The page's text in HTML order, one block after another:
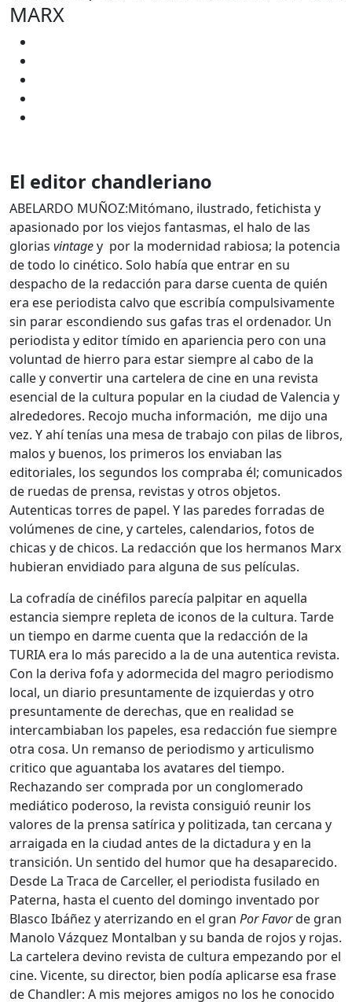
MARX
El editor chandleriano
ABELARDO MUÑOZ:Mitómano, ilustrado, fetichista y
apasionado por los viejos fantasmas, el halo de las
glorias vintagey por la modernidad rabiosa; la potencia
de todo lo cinético. Solo había que entrar en su
despacho de la redacción para darse cuenta de quién
era ese periodista calvo que escribía compulsivamente
sin parar escondiendo sus gafas tras el ordenador. Un
periodista y editor tímido en apariencia pero con una
voluntad de hierro para estar siempre al cabo de la
calle y convertir una cartelera de cine en una revista
esencial de la cultura popular en la ciudad de Valencia y
alrededores. Recojo mucha información, me dijo una
vez. Y ahí tenías una mesa de trabajo con pilas de libros,
malos y buenos, los primeros los enviaban las
editoriales, los segundos los compraba él; comunicados
de ruedas de prensa, revistas y otros objetos.
Autenticas torres de papel. Y las paredes forradas de
volúmenes de cine, y carteles, calendarios, fotos de
chicas y de chicos. La redacción que los hermanos Marx
hubieran envidiado para alguna de sus películas.
La cofradía de cinéfilos parecía palpitar en aquella
estancia siempre repleta de iconos de la cultura. Tarde
un tiempo en darme cuenta que la redacción de la
TURIA era lo más parecido a la de una autentica revista.
Con la deriva fofa y adormecida del magro periodismo
local, un diario presuntamente de izquierdas y otro
presuntamente de derechas, que en realidad se
intercambiaban los papeles, esa redacción fue siempre
otra cosa. Un remanso de periodismo y articulismo
critico que aguantaba los avatares del tiempo.
Rechazando ser comprada por un conglomerado
mediático poderoso, la revista consiguió reunir los
valores de la prensa satírica y politizada, tan cercana y
arraigada en la ciudad antes de la dictadura y en la
transición. Un sentido del humor que ha desaparecido.
Desde La Traca de Carceller, el periodista fusilado en
Paterna, hasta el cuento del domingo inventado por
Blasco Ibáñez y aterrizando en el gran Por Favorde gran
Manolo Vázquez Montalban y su banda de rojos y rojas.
La cartelera devino revista de cultura empezando por el
cine. Vicente, su director, bien podía aplicarse esa frase
de Chandler: A mis mejores amigos no los he conocido